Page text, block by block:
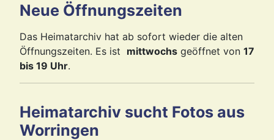
Neue Öffnungszeiten
Das Heimatarchiv hat ab sofort wieder die alten
Öffnungszeiten. Es ist mittwochs geöffnet von 17
bis 19 Uhr.
Heimatarchiv sucht Fotos aus
Worringen